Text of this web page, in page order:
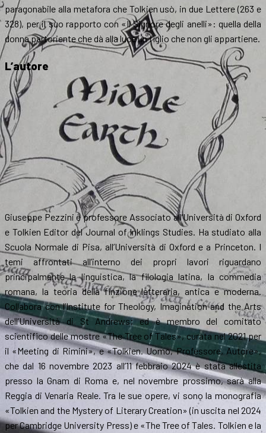
paragonabile alla metafora che Tolkien usò, in due Lettere (263 e
328), per il suo rapporto con «Il Signore degli anelli»: quella della
donna partoriente che dà alla luce un figlio che non gli appartiene.
L’autore
Giuseppe Pezzini è professore Associato all’Università di Oxford
e Tolkien Editor del Journal of Inklings Studies. Ha studiato alla
Scuola Normale di Pisa, all’Università di Oxford e a Princeton. I
temi affrontati all’interno dei propri lavori riguardano
principalmente la linguistica, la filologia latina, la commedia
romana, la teoria della finzione letteraria, antica e moderna.
Collabora con l’Institute for Theology, Imagination and the Arts
dell’Università di St Andrews; ed è membro del comitato
scientifico delle mostre «The Tree of Tales», curata nel 2021 per
il «Meeting di Rimini», e «Tolkien. Uomo, Professore, Autore»,
che dal 16 novembre 2023 all’11 febbraio 2024 è stata allestita
presso la Gnam di Roma e, nel novembre prossimo, sarà alla
Reggia di Venaria Reale. Tra le sue opere, vi sono la monografia
«Tolkien and the Mystery of Literary Creation» (in uscita nel 2024
per Cambridge University Press) e «The Tree of Tales. Tolkien e la